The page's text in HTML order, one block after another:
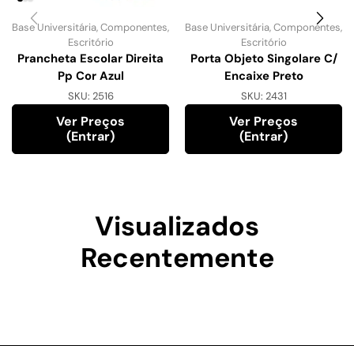
Base Universitária,Componentes,
Escritório
Prancheta Escolar Direita
Pp Cor Azul
SKU: 2516
Ver Preços
(entrar)
Base Universitária,Componentes,
Escritório
Porta Objeto Singolare C/
Encaixe Preto
SKU: 2431
Ver Preços
(entrar)
Visualizados
Recentemente